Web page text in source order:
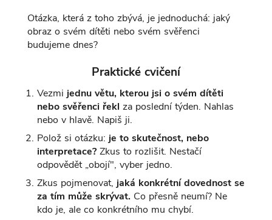
Otázka, která z toho zbývá, je jednoduchá: jaký
obraz o svém dítěti nebo svém svěřenci
budujeme dnes?
Praktické cvičení
Vezmi jednu větu, kterou jsi o svém dítěti
nebo svěřenci řekl za poslední týden. Nahlas
nebo v hlavě. Napiš ji.
Polož si otázku: je to skutečnost, nebo
interpretace?Zkus to rozlišit. Nestačí
odpovědět „obojí", vyber jedno.
Zkus pojmenovat, jaká konkrétní dovednost se
za tím může skrývat.Co přesně neumí? Ne
kdo je, ale co konkrétního mu chybí.